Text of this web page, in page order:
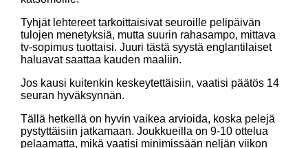
Tyhjät lehtereet tarkoittaisivat seuroille pelipäivän
tulojen menetyksiä, mutta suurin rahasampo, mittava
tv-sopimus tuottaisi. Juuri tästä syystä englantilaiset
haluavat saattaa kauden maaliin.
Jos kausi kuitenkin keskeytettäisiin, vaatisi päätös 14
seuran hyväksynnän.
Tällä hetkellä on hyvin vaikea arvioida, koska pelejä
pystyttäisiin jatkamaan. Joukkueilla on 9-10 ottelua
pelaamatta, mikä vaatisi minimissään neljän viikon